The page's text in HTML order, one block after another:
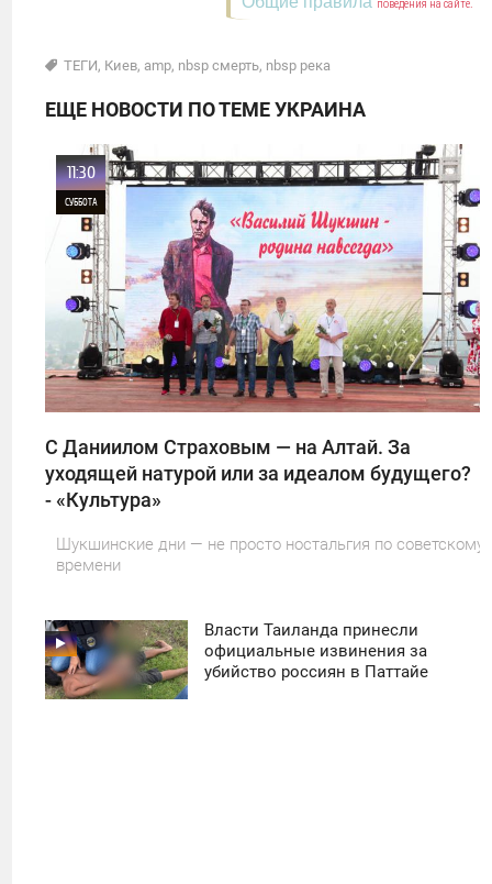
поведения на сайте.
ТЕГИ, Киев, amp, nbsp смерть, nbsp река
ЕЩЕ НОВОСТИ ПО ТЕМЕ УКРАИНА
11:30
СУББОТА
0
5
С Даниилом Страховым — на Алтай. За
уходящей натурой или за идеалом будущего?
- «Культура»
Шукшинские дни — не просто ностальгия по советскому
времени
Власти Таиланда принесли
официальные извинения за
убийство россиян в Паттайе